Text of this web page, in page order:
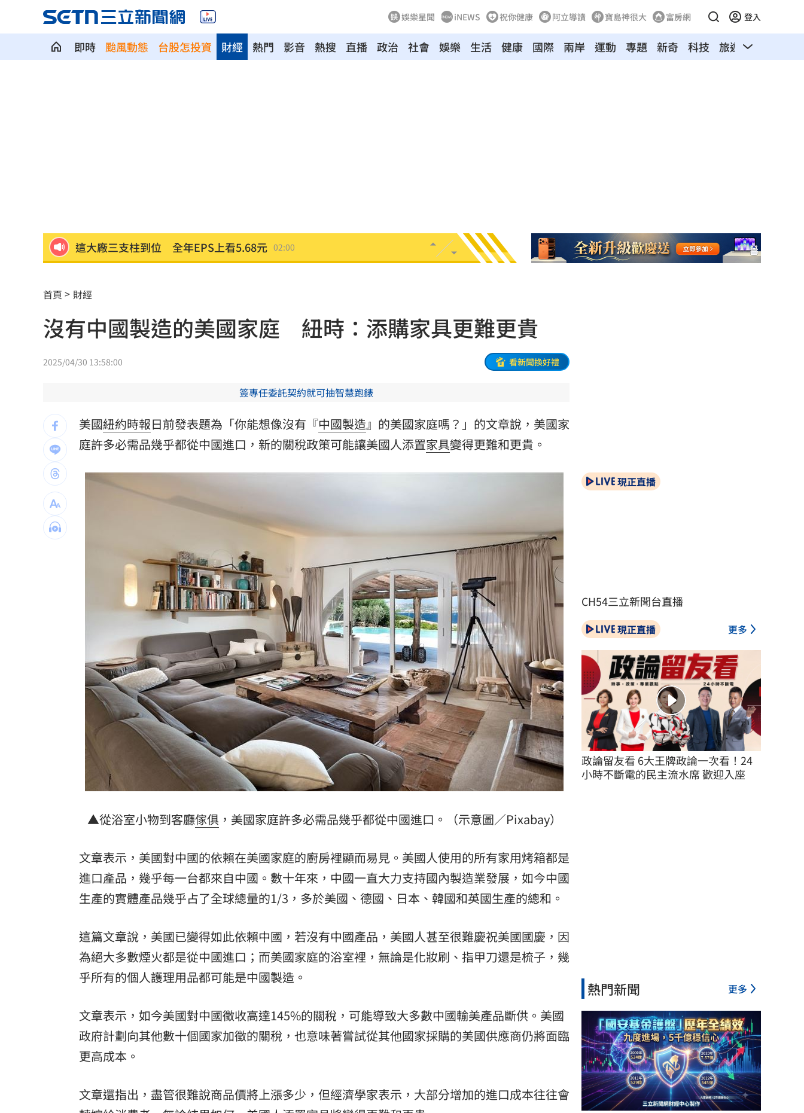
娛樂星聞 iNEWS 祝你健康 阿立導讀 寶島神很大 富房網 登入
即時 颱風動態 台股怎投資 熱門 影音 熱搜 直播 政治 社會 娛樂 生活 健康 國際 兩岸 運動
財經 專題 新奇 科技 旅遊 汽車
這大廠三支柱到位 全年EPS上看5.68元 02:00
它躋身美禁令受惠者 上半年EPS衝2.58元
高溫重創雞蛋產量 最快要等到9月才回穩 01:26
7月營收寫同期次高 聯寶訂單看到2027年
台股收復44000點大關 2關鍵看AI產業發展
扣款人數狂增4成 國泰小龍基金布局曝光 01:05
24歲存款破百萬！她公開致富關鍵：超孝順
這大廠產能利用率衝90% 目標價上看220元 01:00
埃及知名女星涉毒被判死 引發社會震驚
桃園聯隊奪世界青棒亞軍 張善政接機 00:47
男駕車至議員服務處嗆開槍 台中警抓到了 00:43
新／Sandisk挫5%！台指期翻紅站回44000點 00:40
台灣彩券開獎直播中 20:31
LIVE三立+24小時直播 15:27
三立iNEWS新聞台線上直播 18:00
理想混蛋號召粉絲跨海追星吃美食！ 18:15
首頁 財經
沒有中國製造的美國家庭 紐時：添購家具更難更貴
2025/04/30 13:58:00 看新聞換好禮
簽專任委託契約就可抽智慧跑錶
美國紐約時報日前發表題為「你能想像沒有『中國製造』的美國家庭嗎？」的文章說，美國家
庭許多必需品幾乎都從中國進口，新的關稅政策可能讓美國人添置家具變得更難和更貴。
▲從浴室小物到客廳傢俱，美國家庭許多必需品幾乎都從中國進口。（示意圖／Pixabay）
文章表示，美國對中國的依賴在美國家庭的廚房裡顯而易見。美國人使用的所有家用烤箱都是
進口產品，幾乎每一台都來自中國。數十年來，中國一直大力支持國內製造業發展，如今中國
生產的實體產品幾乎占了全球總量的1/3，多於美國、德國、日本、韓國和英國生產的總和。
這篇文章說，美國已變得如此依賴中國，若沒有中國產品，美國人甚至很難慶祝美國國慶，因
為絕大多數煙火都是從中國進口；而美國家庭的浴室裡，無論是化妝刷、指甲刀還是梳子，幾
乎所有的個人護理用品都可能是中國製造。
文章表示，如今美國對中國徵收高達145%的關稅，可能導致大多數中國輸美產品斷供。美國
政府計劃向其他數十個國家加徵的關稅，也意味著嘗試從其他國家採購的美國供應商仍將面臨
更高成本。
文章還指出，盡管很難說商品價將上漲多少，但經濟學家表示，大部分增加的進口成本往往會
現正直播
CH54三立新聞台直播
現正直播 更多
政論留友看 6大王牌政論一次看！24
小時不斷電的民主流水席 歡迎入座
熱門新聞 更多